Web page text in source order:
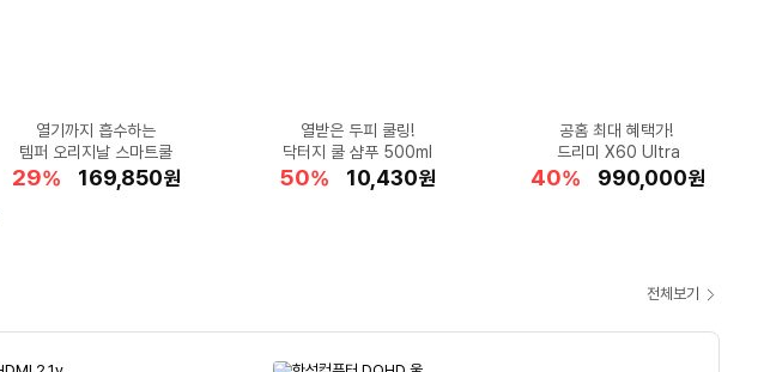
숨 막히는 더위 타파!
집에서 즐기는 시원한 빙수♥
할
48% 69,900원
땀에 젖은 옷도 OK
나이키 더플백 특가
할
46% 29,601원
태풍 때문에 더 더워집니다!
에어컨 내일 설치+초특가
1,799,000원
크니까 더 시원하다!
루메나 빅팬 선풍기
할
26% 47,900원
LG전자 26년형
홈봇 AI 로니 출시
할23% 1,959,720원
입문용 러닝화
저렴하게 GET!
할
46% 47,980원
에어컨 바람을 구석구석!
신일 3D 서큘레이터
할
18% 125,000원
갓성비 전기자전거♥
카드혜택가 75.2만원
할
3% 898,000원
두손이 자유로운
위니쿨 냉각패드 넥풍기
할
38% 45,220원
아이들 간식으로 하나씩~
미니밀크초코 30개
할
14% 23,830원
편안함 한걸음
우포스 우마이 스트라이드
할
28% 179,000원
★폭염 대비 필수템★
식염포도당 100정
할
77% 2,250원
열기까지 흡수하는
템퍼 오리지날 스마트쿨
할
29% 169,850원
열받은 두피 쿨링!
닥터지 쿨 샴푸 500ml
할
50% 10,430원
공홈 최대 혜택가!
드리미 X60 Ultra
할
40% 990,000원
전체보기